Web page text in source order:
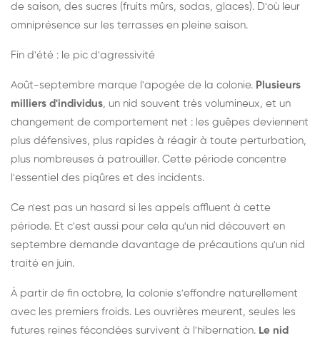
de saison, des sucres (fruits mûrs, sodas, glaces). D'où leur
omniprésence sur les terrasses en pleine saison.
Fin d'été : le pic d'agressivité
Août-septembre marque l'apogée de la colonie. Plusieurs
milliers d'individus, un nid souvent très volumineux, et un
changement de comportement net : les guêpes deviennent
plus défensives, plus rapides à réagir à toute perturbation,
plus nombreuses à patrouiller. Cette période concentre
l'essentiel des piqûres et des incidents.
Ce n'est pas un hasard si les appels affluent à cette
période. Et c'est aussi pour cela qu'un nid découvert en
septembre demande davantage de précautions qu'un nid
traité en juin.
À partir de fin octobre, la colonie s'effondre naturellement
avec les premiers froids. Les ouvrières meurent, seules les
futures reines fécondées survivent à l'hibernation. Le nid